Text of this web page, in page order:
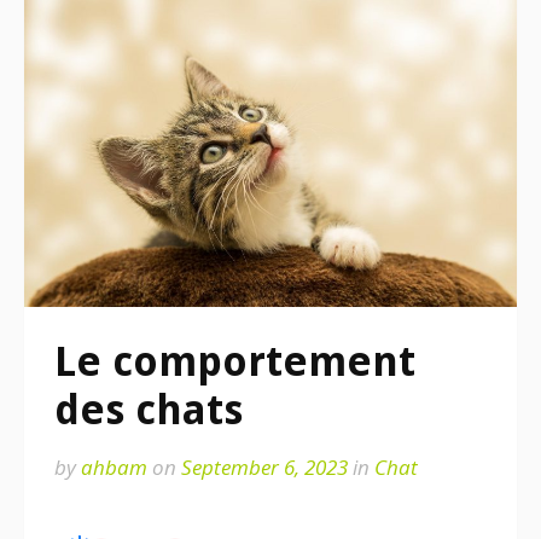
Le comportement
des chats
byahbam on September 6, 2023in Chat